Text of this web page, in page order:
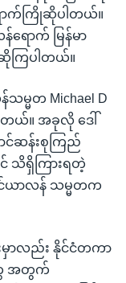
ောက်ကြိုဆိုပါတယ်။
ောက် မြန်မာ
ကြပါတယ်။
မ္မတ Michael D
တယ်။ အခုလို ဒေါ်
င်ဆန်းစုကြည်
ရှိကြားရတဲ့
ာလန် သမ္မတက
ာလည်း နိုင်ငံတကာ
ေ အတွက်